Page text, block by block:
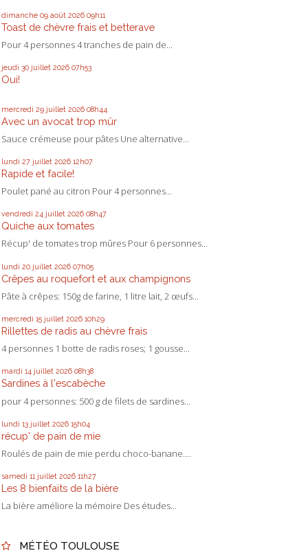
dimanche 09 août 2026 09h11
Toast de chèvre frais et betterave
Pour 4 personnes 4 tranches de pain de...
jeudi 30 juillet 2026 07h53
Oui!
mercredi 29 juillet 2026 08h44
Avec un avocat trop mûr
Sauce crémeuse pour pâtes Une alternative...
lundi 27 juillet 2026 12h07
Rapide et facile!
Poulet pané au citron Pour 4 personnes...
vendredi 24 juillet 2026 08h47
Quiche aux tomates
Récup' de tomates trop mûres Pour 6 personnes...
lundi 20 juillet 2026 07h05
Crêpes au roquefort et aux champignons
Pâte à crêpes: 150g de farine, 1 litre lait, 2 œufs...
mercredi 15 juillet 2026 10h29
Rillettes de radis au chèvre frais
4 personnes 1 botte de radis roses; 1 gousse...
mardi 14 juillet 2026 08h38
Sardines à l'escabèche
pour 4 personnes: 500 g de filets de sardines...
lundi 13 juillet 2026 15h04
récup' de pain de mie
Roulés de pain de mie perdu choco-banane....
samedi 11 juillet 2026 11h27
Les 8 bienfaits de la bière
La bière améliore la mémoire Des études...
MÉTÉO TOULOUSE